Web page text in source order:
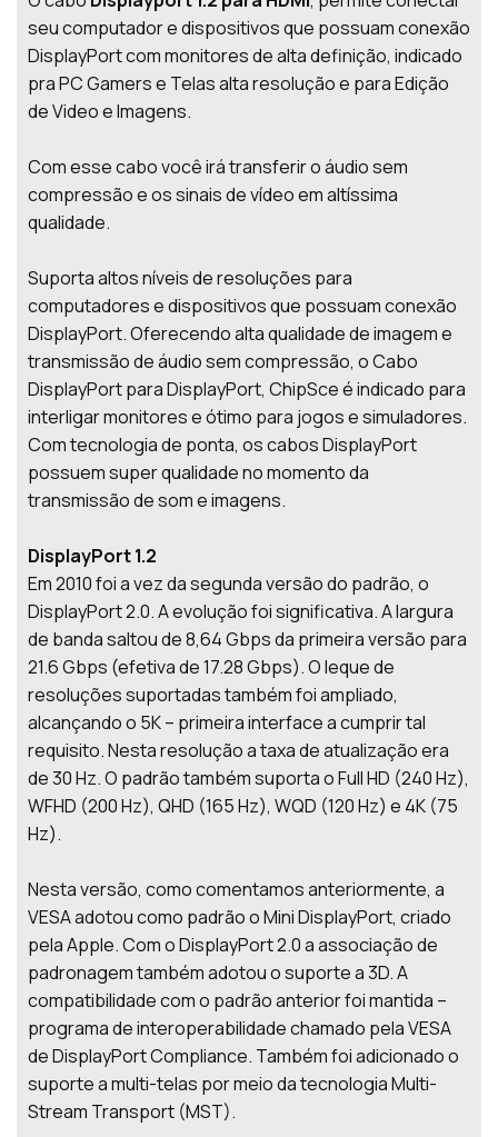
seu computador e dispositivos que possuam conexão
DisplayPort com monitores de alta definição, indicado
pra PC Gamers e Telas alta resolução e para Edição
de Video e Imagens.
Com esse cabo você irá transferir o áudio sem
compressão e os sinais de vídeo em altíssima
qualidade.
Suporta altos níveis de resoluções para
computadores e dispositivos que possuam conexão
DisplayPort. Oferecendo alta qualidade de imagem e
transmissão de áudio sem compressão, o Cabo
DisplayPort para DisplayPort, ChipSce é indicado para
interligar monitores e ótimo para jogos e simuladores.
Com tecnologia de ponta, os cabos DisplayPort
possuem super qualidade no momento da
transmissão de som e imagens.
DisplayPort 1.2
Em 2010 foi a vez da segunda versão do padrão, o
DisplayPort 2.0. A evolução foi significativa. A largura
de banda saltou de 8,64 Gbps da primeira versão para
21.6 Gbps (efetiva de 17.28 Gbps). O leque de
resoluções suportadas também foi ampliado,
alcançando o 5K – primeira interface a cumprir tal
requisito. Nesta resolução a taxa de atualização era
de 30 Hz. O padrão também suporta o Full HD (240 Hz),
WFHD (200 Hz), QHD (165 Hz), WQD (120 Hz) e 4K (75
Hz).
Nesta versão, como comentamos anteriormente, a
VESA adotou como padrão o Mini DisplayPort, criado
pela Apple. Com o DisplayPort 2.0 a associação de
padronagem também adotou o suporte a 3D. A
compatibilidade com o padrão anterior foi mantida –
programa de interoperabilidade chamado pela VESA
de DisplayPort Compliance. Também foi adicionado o
suporte a multi-telas por meio da tecnologia Multi-
Stream Transport (MST).